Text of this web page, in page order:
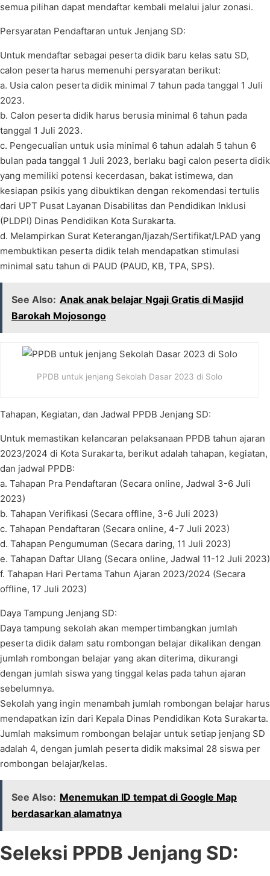
semua pilihan dapat mendaftar kembali melalui jalur zonasi.
Persyaratan Pendaftaran untuk Jenjang SD:
Untuk mendaftar sebagai peserta didik baru kelas satu SD,
calon peserta harus memenuhi persyaratan berikut:
a. Usia calon peserta didik minimal 7 tahun pada tanggal 1 Juli
2023.
b. Calon peserta didik harus berusia minimal 6 tahun pada
tanggal 1 Juli 2023.
c. Pengecualian untuk usia minimal 6 tahun adalah 5 tahun 6
bulan pada tanggal 1 Juli 2023, berlaku bagi calon peserta didik
yang memiliki potensi kecerdasan, bakat istimewa, dan
kesiapan psikis yang dibuktikan dengan rekomendasi tertulis
dari UPT Pusat Layanan Disabilitas dan Pendidikan Inklusi
(PLDPI) Dinas Pendidikan Kota Surakarta.
d. Melampirkan Surat Keterangan/Ijazah/Sertifikat/LPAD yang
membuktikan peserta didik telah mendapatkan stimulasi
minimal satu tahun di PAUD (PAUD, KB, TPA, SPS).
See Also: Anak anak belajar Ngaji Gratis di Masjid
Barokah Mojosongo
PPDB untuk jenjang Sekolah Dasar 2023 di Solo
Tahapan, Kegiatan, dan Jadwal PPDB Jenjang SD:
Untuk memastikan kelancaran pelaksanaan PPDB tahun ajaran
2023/2024 di Kota Surakarta, berikut adalah tahapan, kegiatan,
dan jadwal PPDB:
a. Tahapan Pra Pendaftaran (Secara online, Jadwal 3-6 Juli
2023)
b. Tahapan Verifikasi (Secara offline, 3-6 Juli 2023)
c. Tahapan Pendaftaran (Secara online, 4-7 Juli 2023)
d. Tahapan Pengumuman (Secara daring, 11 Juli 2023)
e. Tahapan Daftar Ulang (Secara online, Jadwal 11-12 Juli 2023)
f. Tahapan Hari Pertama Tahun Ajaran 2023/2024 (Secara
offline, 17 Juli 2023)
Daya Tampung Jenjang SD:
Daya tampung sekolah akan mempertimbangkan jumlah
peserta didik dalam satu rombongan belajar dikalikan dengan
jumlah rombongan belajar yang akan diterima, dikurangi
dengan jumlah siswa yang tinggal kelas pada tahun ajaran
sebelumnya.
Sekolah yang ingin menambah jumlah rombongan belajar harus
mendapatkan izin dari Kepala Dinas Pendidikan Kota Surakarta.
Jumlah maksimum rombongan belajar untuk setiap jenjang SD
adalah 4, dengan jumlah peserta didik maksimal 28 siswa per
rombongan belajar/kelas.
See Also: Menemukan ID tempat di Google Map
berdasarkan alamatnya
Seleksi PPDB Jenjang SD: